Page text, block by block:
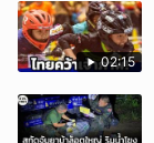
02:15